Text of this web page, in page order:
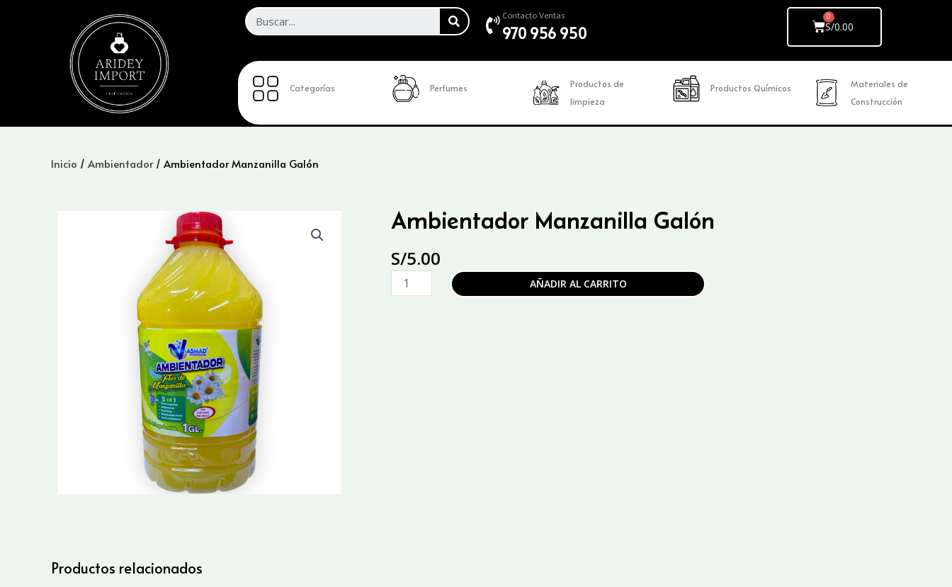
SEARCH Contacto Ventas
970 956 950 S/0.00
Cart
Categorías Perfumes
Productos de
limpieza
Productos Químicos
Materiales de
Construcción
Inicio / Ambientador/ Ambientador Manzanilla Galón
Ambientador Manzanilla Galón
S/5.00
Ambientador
Manzanilla
AÑADIR AL CARRITO
Productos relacionados